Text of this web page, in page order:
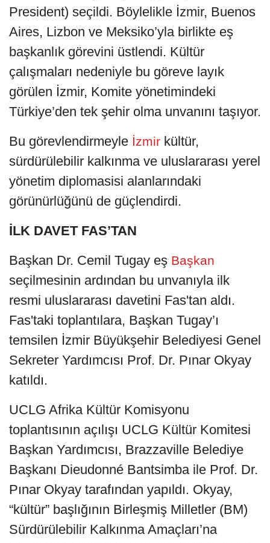
President) seçildi. Böylelikle İzmir, Buenos
Aires, Lizbon ve Meksiko’yla birlikte eş
başkanlık görevini üstlendi. Kültür
çalışmaları nedeniyle bu göreve layık
görülen İzmir, Komite yönetimindeki
Türkiye’den tek şehir olma unvanını taşıyor.
Bu görevlendirmeyle İzmir kültür,
sürdürülebilir kalkınma ve uluslararası yerel
yönetim diplomasisi alanlarındaki
görünürlüğünü de güçlendirdi.
İLK DAVET FAS’TAN
Başkan Dr. Cemil Tugay eş Başkan
seçilmesinin ardından bu unvanıyla ilk
resmi uluslararası davetini Fas'tan aldı.
Fas'taki toplantılara, Başkan Tugay’ı
temsilen İzmir Büyükşehir Belediyesi Genel
Sekreter Yardımcısı Prof. Dr. Pınar Okyay
katıldı.
UCLG Afrika Kültür Komisyonu
toplantısının açılışı UCLG Kültür Komitesi
Başkan Yardımcısı, Brazzaville Belediye
Başkanı Dieudonné Bantsimba ile Prof. Dr.
Pınar Okyay tarafından yapıldı. Okyay,
“kültür” başlığının Birleşmiş Milletler (BM)
Sürdürülebilir Kalkınma Amaçları’na